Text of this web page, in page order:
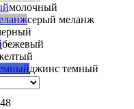
молочный
серый меланж
бежевый
джинс темный